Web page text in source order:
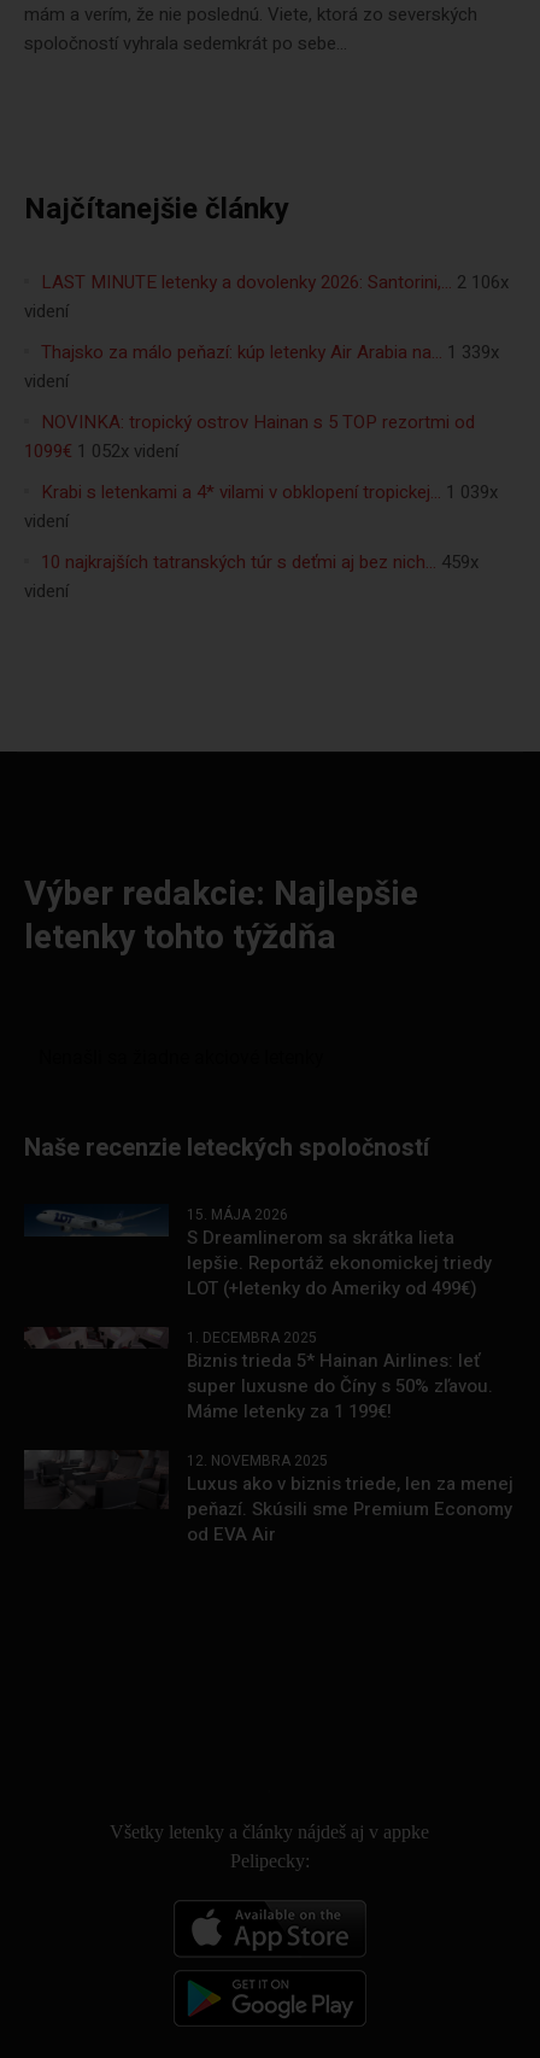
mám a verím, že nie poslednú. Viete, ktorá zo severských
spoločností vyhrala sedemkrát po sebe...
Najčítanejšie články
LAST MINUTE letenky a dovolenky 2026: Santorini,… 2 106x
videní
Thajsko za málo peňazí: kúp letenky Air Arabia na… 1 339x
videní
NOVINKA: tropický ostrov Hainan s 5 TOP rezortmi od
1099€ 1 052x videní
Krabi s letenkami a 4* vilami v obklopení tropickej… 1 039x
videní
10 najkrajších tatranských túr s deťmi aj bez nich… 459x
videní
Výber redakcie: Najlepšie
letenky tohto týždňa
Naše recenzie leteckých spoločností
15. MÁJA 2026
S Dreamlinerom sa skrátka lieta
lepšie. Reportáž ekonomickej triedy
LOT (+letenky do Ameriky od 499€)
1. DECEMBRA 2025
Biznis trieda 5* Hainan Airlines: leť
super luxusne do Číny s 50% zľavou.
Máme letenky za 1 199€!
12. NOVEMBRA 2025
Luxus ako v biznis triede, len za menej
peňazí. Skúsili sme Premium Economy
od EVA Air
Všetky letenky a články nájdeš aj v appke
Pelipecky: